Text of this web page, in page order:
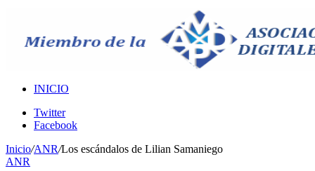
INICIO
Twitter
Facebook
Inicio/ANR/Los escándalos de Lilian Samaniego
ANR